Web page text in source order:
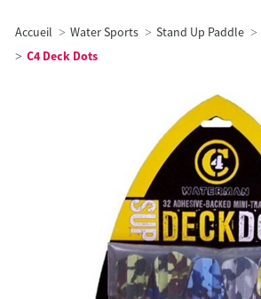
Accueil Water Sports Stand Up Paddle
C4 Deck Dots